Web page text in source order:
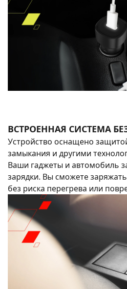
ВСТРОЕННАЯ СИСТЕМА
Устройство оснащено
замыкания и другими
Ваши гаджеты и автомобиль
зарядки. Вы сможете
без риска перегрева или